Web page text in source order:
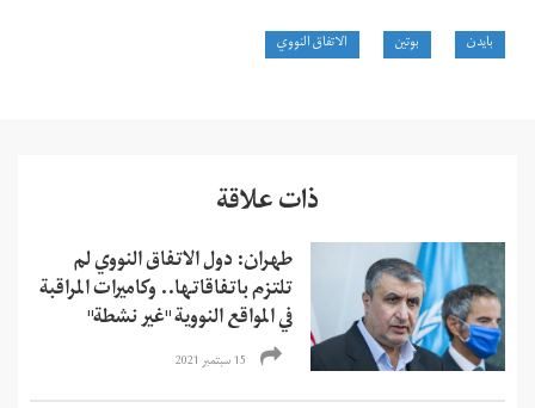
بايدن بوتين الاتفاق النووي
ذات علاقة
طهران: دول الاتفاق النووي لم
تلتزم باتفاقاتها.. وكاميرات المراقبة
في المواقع النووية "غير نشطة"
15 سبتمبر 2021